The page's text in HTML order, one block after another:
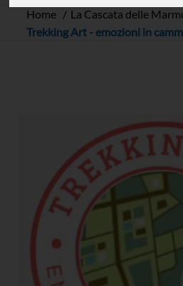
Home
La Cascata delle
Trekking Art - emozioni in